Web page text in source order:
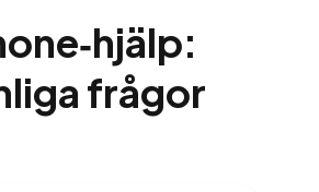
frågor